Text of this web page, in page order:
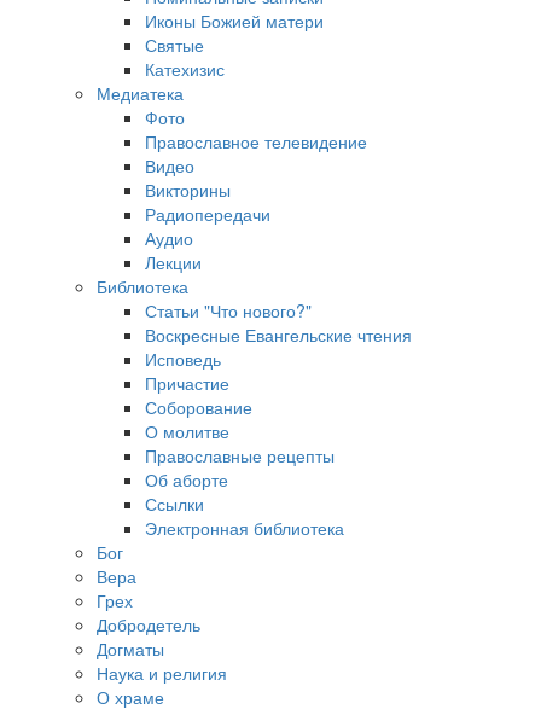
Иконы Божией матери
Святые
Катехизис
Медиатека
Фото
Православное телевидение
Видео
Викторины
Радиопередачи
Аудио
Лекции
Библиотека
Статьи "Что нового?"
Воскресные Евангельские чтения
Исповедь
Причастие
Соборование
О молитве
Православные рецепты
Об аборте
Ссылки
Электронная библиотека
Бог
Вера
Грех
Добродетель
Догматы
Наука и религия
О храме